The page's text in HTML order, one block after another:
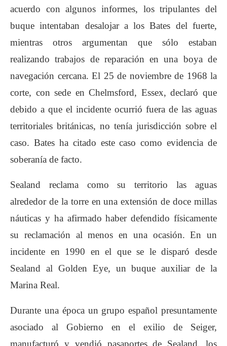
acuerdo con algunos informes, los tripulantes del
buque intentaban desalojar a los Bates del fuerte,
mientras otros argumentan que sólo estaban
realizando trabajos de reparación en una boya de
navegación cercana. El 25 de noviembre de 1968 la
corte, con sede en Chelmsford, Essex, declaró que
debido a que el incidente ocurrió fuera de las aguas
territoriales británicas, no tenía jurisdicción sobre el
caso. Bates ha citado este caso como evidencia de
soberanía de facto.
Sealand reclama como su territorio las aguas
alrededor de la torre en una extensión de doce millas
náuticas y ha afirmado haber defendido físicamente
su reclamación al menos en una ocasión. En un
incidente en 1990 en el que se le disparó desde
Sealand al Golden Eye, un buque auxiliar de la
Marina Real.
Durante una época un grupo español presuntamente
asociado al Gobierno en el exilio de Seiger,
manufacturó y vendió pasaportes de Sealand, los